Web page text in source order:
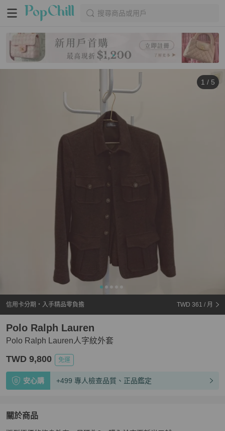
搜尋商品或用戶
1 / 5
信用卡分期・入手精品零負擔 TWD 361 / 月
Polo Ralph Lauren人字紋外套
Polo Ralph Lauren
TWD 9,800 免運
安心購 +499 專人檢查品質、正品鑑定
關於商品